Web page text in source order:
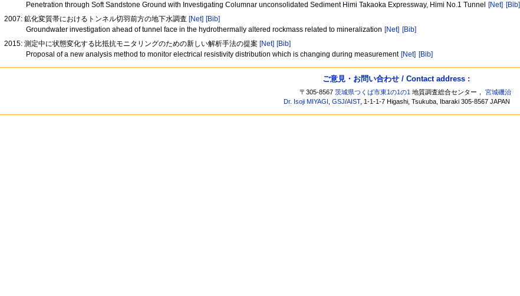
Penetration through Soft Sandstone Ground with Investigating Columnar unconsolidated Sediment Himi Takaoka Expressway, Himi No.1 Tunnel
[Net] [Bib]
2007: 鉱化変質帯におけるトンネル切羽前方の地下水調査 [Net] [Bib]
Groundwater investigation ahead of tunnel face in the hydrothermally altered rockmass related to mineralization [Net] [Bib]
2015: 測定中に状態変化する比抵抗モニタリングのための新しい解析手法の提案 [Net] [Bib]
Proposal of a new analysis method to monitor electrical resistivity distribution which is changing during measurement [Net] [Bib]
ご意見・お問い合わせ / Contact address :
〒305-8567茨城県つくば市東1の1の1 地質調査総合センター，宮城磯治
Dr. Isoji MIYAGI
,GSJ/AIST, 1-1-1-7 Higashi, Tsukuba, Ibaraki 305-8567 JAPAN